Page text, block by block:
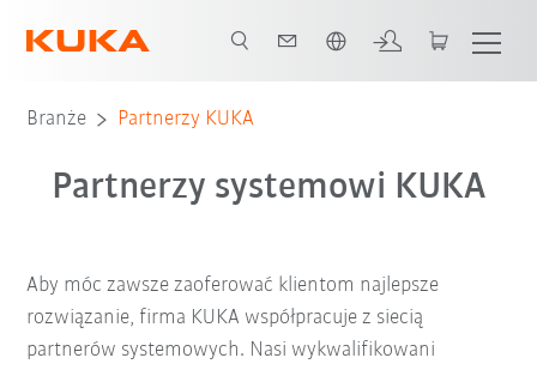
Branże Partnerzy KUKA
Partnerzy systemowi KUKA
Aby móc zawsze zaoferować klientom najlepsze
rozwiązanie, firma KUKA współpracuje z siecią
partnerów systemowych. Nasi wykwalifikowani